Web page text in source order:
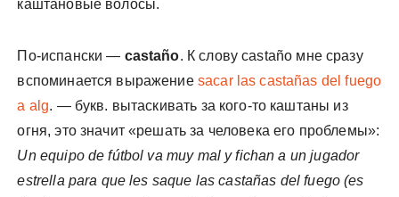
каштановые волосы.
По-испански — castaño. К слову castaño мне сразу
вспоминается выражение sacar las castañas del fuego
a alg. — букв. вытаскивать за кого-то каштаны из
огня, это значит «решать за человека его проблемы»:
Un equipo de fútbol va muy mal y fichan a un jugador
estrella para que les saque las castañas del fuego (es